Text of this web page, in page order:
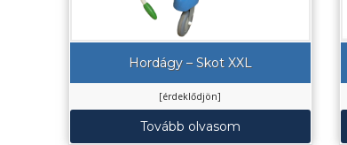
Hordágy – Skot XXL
[érdeklődjön]
Tovább olvasom